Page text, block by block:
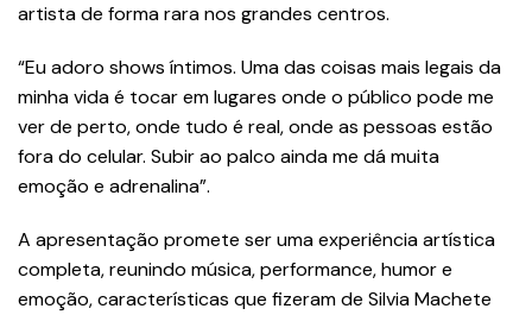
artista de forma rara nos grandes centros.
“Eu adoro shows íntimos. Uma das coisas mais legais da
minha vida é tocar em lugares onde o público pode me
ver de perto, onde tudo é real, onde as pessoas estão
fora do celular. Subir ao palco ainda me dá muita
emoção e adrenalina”.
A apresentação promete ser uma experiência artística
completa, reunindo música, performance, humor e
emoção, características que fizeram de Silvia Machete